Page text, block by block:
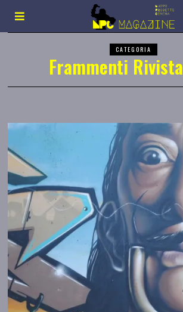
CATEGORIA
Frammenti Rivista